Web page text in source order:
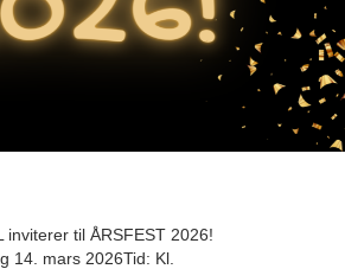
inviterer til ÅRSFEST 2026!
14. mars 2026Tid: Kl.